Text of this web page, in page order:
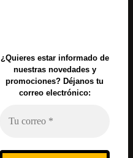
¿Quieres estar informado de
nuestras novedades y
promociones? Déjanos tu
correo electrónico: